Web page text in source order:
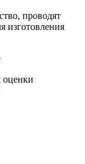
проводят
изготовления
оценки